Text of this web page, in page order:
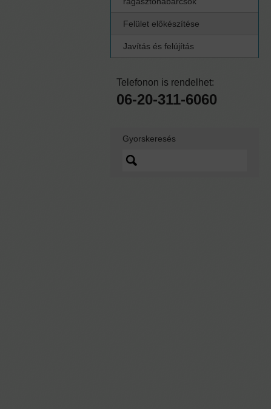
Felület előkészítése
Javítás és felújítás
Telefonon is rendelhet:
06-20-311-6060
Gyorskeresés